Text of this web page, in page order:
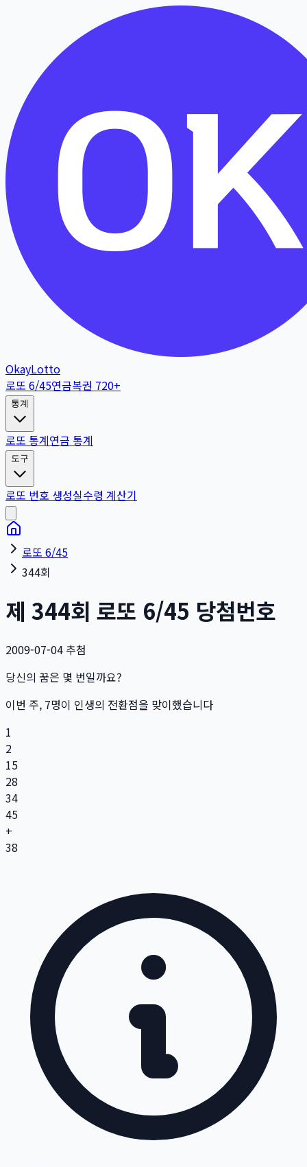
OkayLotto
로또 6/45연금복권 720+
통계
로또 통계연금 통계
도구
로또 번호 생성실수령 계산기
로또 6/45
344회
제 344회 로또 6/45 당첨번호
2009-07-04 추첨
당신의 꿈은 몇 번일까요?
이번 주, 7명이 인생의 전환점을 맞이했습니다
1
2
15
28
34
45
+
38